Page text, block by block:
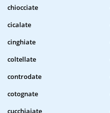
chiocciate
cicalate
cinghiate
coltellate
controdate
cotognate
cucchiaiate